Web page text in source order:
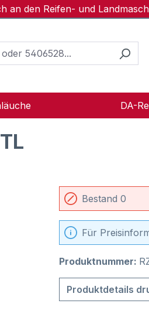
an den Reifen- und
DA-
Bestand 0
Für
Produktnummer:
Produktdetails